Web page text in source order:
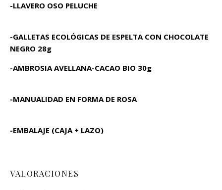
-LLAVERO OSO PELUCHE
-GALLETAS ECOLÓGICAS DE ESPELTA CON CHOCOLATE
NEGRO 28g
-AMBROSIA AVELLANA-CACAO BIO 30g
-MANUALIDAD EN FORMA DE ROSA
-EMBALAJE (CAJA + LAZO)
VALORACIONES